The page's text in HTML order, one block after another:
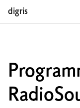
digris